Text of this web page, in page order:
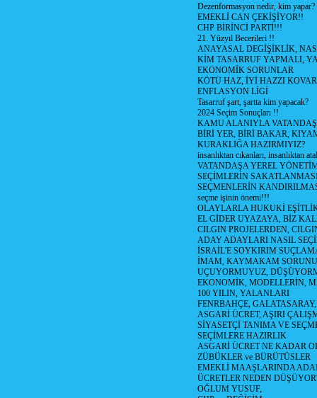
Dezenformasyon nedir, kim yapar?
EMEKLİ CAN ÇEKİŞİYOR!!
CHP BİRİNCİ PARTİ!!!
21. Yüzyıl Becerileri !!
ANAYASAL DEGİŞİKLİK,
KİM TASARRUF YAPMALI,
EKONOMİK SORUNLAR
KÖTÜ HAZ, İYİ HAZZI
ENFLASYON LİGİ
Tasarruf şart, şartta kim yapacak?
2024 Seçim Sonuçları !!
KAMU ALANIYLA
BİRİ YER, BİRİ BAKAR,
KURAKLIĞA HAZIRMIYIZ?
insanlıktan cıkanları, insanlıktan
VATANDAŞA YEREL
SEÇİMLERİN
SEÇMENLERİN
seçme işinin önemi!!!
OLAYLARLA HUKUKİ
EL GİDER UYAZAYA, BİZ
CILGIN PROJELERDEN,
ADAY ADAYLARI NASIL
İSRAİL'E SOYKIRIM
İMAM, KAYMAKAM SORUNU
UÇUYORMUYUZ,
EKONOMİK, MODELLERİN,
100 YILIN, YALANLARI
FENRBAHÇE,
ASGARİ ÜCRET, AŞIRI
SİYASETÇİ TANIMA VE
SEÇİMLERE HAZIRLIK
ASGARİ ÜCRET NE KADAR
ZÜBÜKLER ve BÜRÜTÜSLER
EMEKLİ MAAŞLARINDA
ÜCRETLER NEDEN
OĞLUM YUSUF,